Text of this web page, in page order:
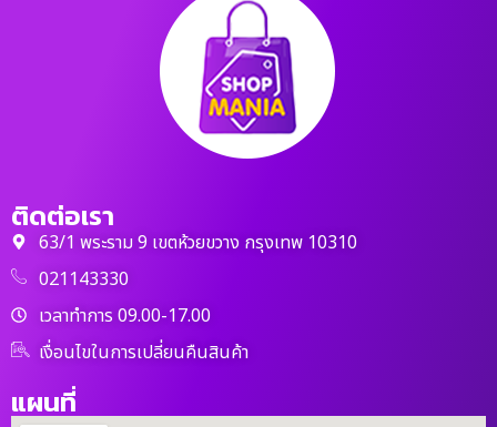
ติดต่อเรา
63/1 พระราม 9 เขตห้วยขวาง กรุงเทพ 10310
021143330
เวลาทำการ 09.00-17.00
เงื่อนไขในการเปลี่ยนคืนสินค้า
แผนที่